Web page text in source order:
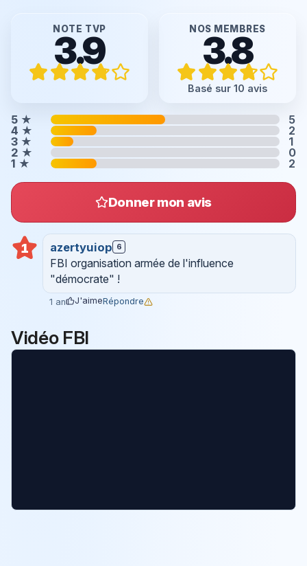
NOTE TVP
3.9 NOS MEMBRES
3.8
Basé sur 10 avis
5 ★
5
4 ★
2
3 ★
1
2 ★
0
1 ★ 2
Donner mon avis
1 azertyuiop 6
FBI organisation armée de l'influence
"démocrate" !
1 an J'aimeRépondre
Vidéo FBI